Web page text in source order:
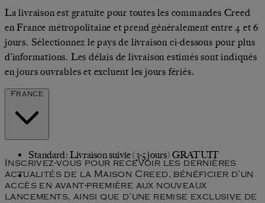
La livraison est gratuite pour toutes les commandes Creed
en France métropolitaine et prend généralement entre 4 et 6
jours. Sélectionnez le pays de livraison ci‑dessous pour plus
d’informations. Les délais de livraison estimés sont indiqués
en jours ouvrables et excluent les jours fériés.
France
Standard: Livraison suivie (3-5 jours) GRATUIT
Inscrivez-vous pour recevoir les dernières
actualités de la Maison Creed, bénéficier d’un
accès en avant-première aux nouveaux
lancements, ainsi que d’une remise exclusive de